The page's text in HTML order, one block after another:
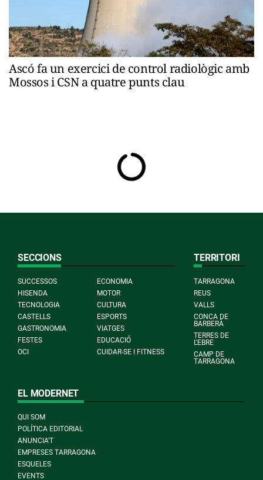
Ascó fa un exercici de control radiològic amb
Mossos i CSN a quatre punts clau
SECCIONS
SUCCESSOS
ECONOMIA
HISENDA
MOTOR
TECNOLOGIA
CULTURA
CASTELLS
ESPORTS
GASTRONOMIA
VIATGES
FESTES
EDUCACIÓ
OCI
CUIDAR-SE I FITNESS
TERRITORI
TARRAGONA
REUS
VALLS
CONCA DE
BARBERÀ
TERRES DE
L'EBRE
CAMP DE
TARRAGONA
EL MODERNET
QUI SOM
POLÍTICA EDITORIAL
ANUNCIA'T
EMPRESES TARRAGONA
ESQUELES
EVENTS